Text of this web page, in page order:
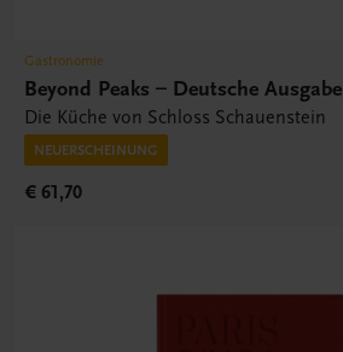
Gastronomie
Beyond Peaks – Deutsche Ausgabe
Die Küche von Schloss Schauenstein
NEUERSCHEINUNG
€ 61,70